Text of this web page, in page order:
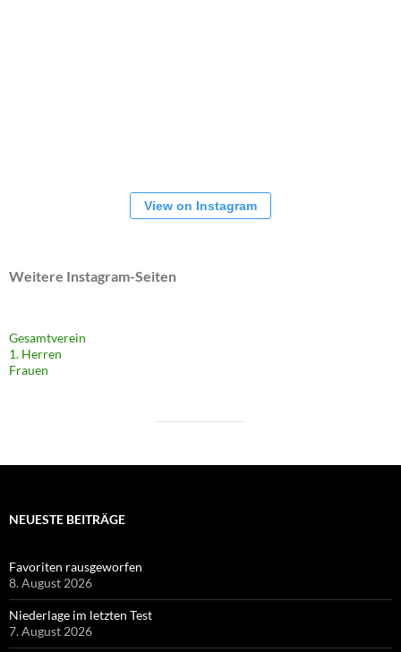
View on Instagram
Weitere Instagram-Seiten
Gesamtverein
1. Herren
Frauen
NEUESTE BEITRÄGE
Favoriten rausgeworfen
8. August 2026
Niederlage im letzten Test
7. August 2026